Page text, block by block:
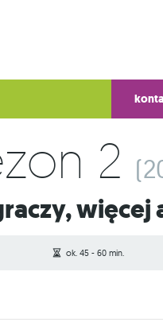
2
ok. 45 - 60 min.